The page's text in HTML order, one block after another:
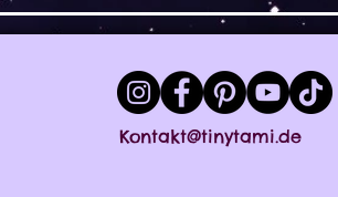
Kontakt@tinytami.de